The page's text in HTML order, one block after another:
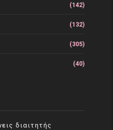
(142)
(132)
(305)
(40)
διαιτητής